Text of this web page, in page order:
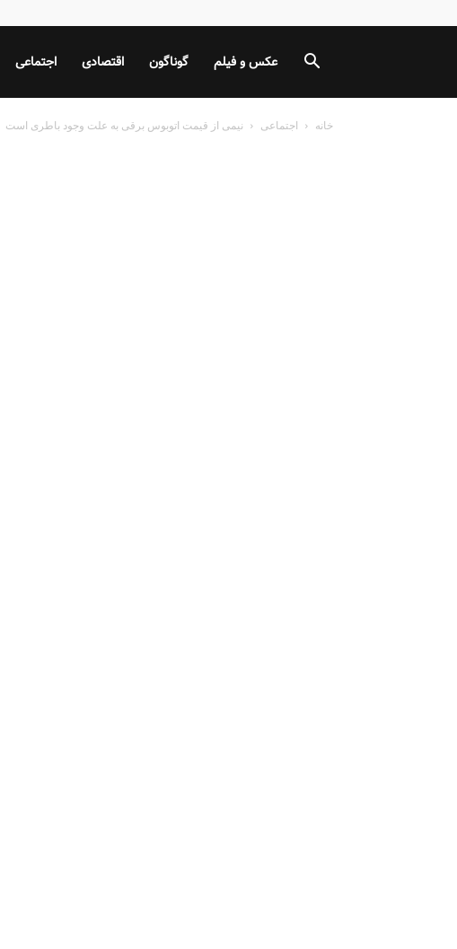
اجتماعی اقتصادی گوناگون عکس و فیلم
خانه اجتماعی نیمی از قیمت اتوبوس برقی به علت وجود باطری است